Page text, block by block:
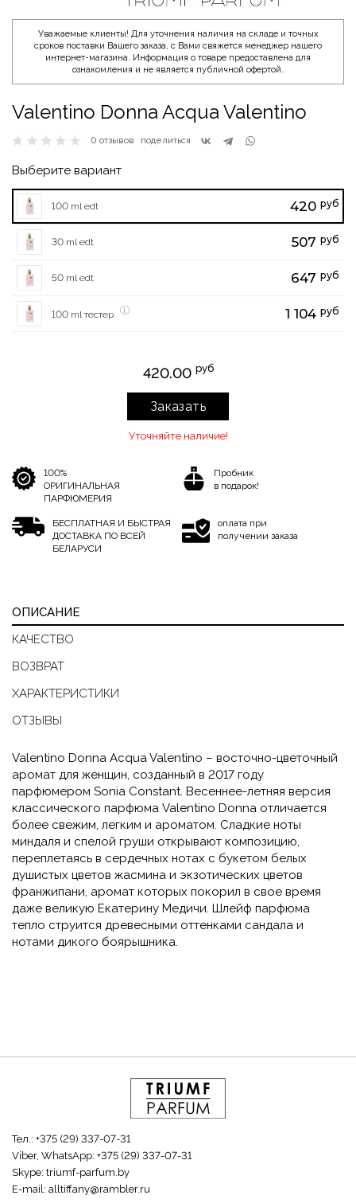
Уважаемые клиенты! Для уточнения наличия на складе и точных
сроков поставки Вашего заказа, с Вами свяжется менеджер нашего
интернет-магазина. Информация о товаре предоставлена для
ознакомления и не является публичной офертой.
Valentino Donna Acqua Valentino
0 отзывов поделиться
Выберите вариант
100 ml edt 420 руб
30 ml edt 507 руб
50 ml edt 647 руб
100 ml тестер 1 104 руб
420.00 руб
Заказать
Уточняйте наличие!
100%
ОРИГИНАЛЬНАЯ
ПАРФЮМЕРИЯ
Пробник
в подарок!
БЕСПЛАТНАЯ И БЫСТРАЯ
ДОСТАВКА ПО ВСЕЙ
БЕЛАРУСИ
оплата при
получении заказа
ОПИСАНИЕ
КАЧЕСТВО
ВОЗВРАТ
ХАРАКТЕРИСТИКИ
ОТЗЫВЫ
Valentino Donna Acqua Valentino – восточно-цветочный
аромат для женщин, созданный в 2017 году
парфюмером Sonia Constant. Весеннее-летняя версия
классического парфюма Valentino Donna отличается
более свежим, легким и ароматом. Сладкие ноты
миндаля и спелой груши открывают композицию,
переплетаясь в сердечных нотах с букетом белых
душистых цветов жасмина и экзотических цветов
франжипани, аромат которых покорил в свое время
даже великую Екатерину Медичи. Шлейф парфюма
тепло струится древесными оттенками сандала и
нотами дикого боярышника.
Тел.: +375 (29) 337-07-31
Viber, WhatsApp: +375 (29) 337-07-31
Skype: triumf-parfum.by
E-mail: alltiffany@rambler.ru